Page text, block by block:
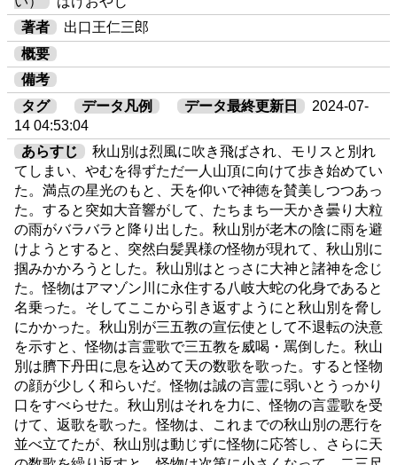
著者
出口王仁三郎
概要
備考
タグ
データ凡例 データ最終更新日
2024-07-
14 04:53:04
あらすじ
秋山別は烈風に吹き飛ばされ、モリスと別れ
てしまい、やむを得ずただ一人山頂に向けて歩き始めてい
た。満点の星光のもと、天を仰いで神徳を賛美しつつあっ
た。すると突如大音響がして、たちまち一天かき曇り大粒
の雨がバラバラと降り出した。秋山別が老木の陰に雨を避
けようとすると、突然白髪異様の怪物が現れて、秋山別に
掴みかかろうとした。秋山別はとっさに大神と諸神を念じ
た。怪物はアマゾン川に永住する八岐大蛇の化身であると
名乗った。そしてここから引き返すようにと秋山別を脅し
にかかった。秋山別が三五教の宣伝使として不退転の決意
を示すと、怪物は言霊歌で三五教を威喝・罵倒した。秋山
別は臍下丹田に息を込めて天の数歌を歌った。すると怪物
の顔が少しく和らいだ。怪物は誠の言霊に弱いとうっかり
口をすべらせた。秋山別はそれを力に、怪物の言霊歌を受
けて、返歌を歌った。怪物は、これまでの秋山別の悪行を
並べ立てたが、秋山別は動じずに怪物に応答し、さらに天